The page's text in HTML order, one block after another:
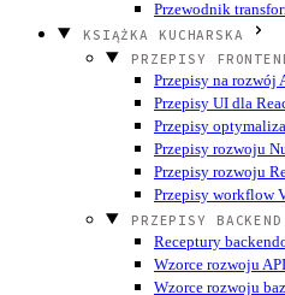
Przewodnik
KSIĄŻKA KUCHARSKA
PRZEPISY
Przepisy na rozwój
Przepisy UI dla
Przepisy
Przepisy rozwoju
Przepisy rozwoju
Przepisy workflow
PRZEPISY BACKEND
Receptury
Wzorce rozwoju API
Wzorce rozwoju